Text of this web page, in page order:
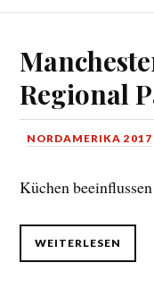
Regional
NORDAMERIKA 2017
Küchen
WEITERLESEN